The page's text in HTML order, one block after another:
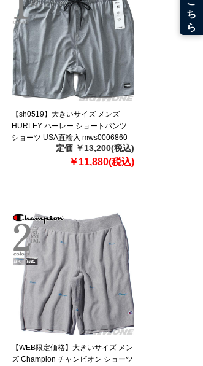
【sh0519】大きいサイズ メンズ
HURLEY ハーレー ショートパンツ
ショーツ USA直輸入 mws0006860
定価 ￥13,200(税込)
￥11,880(税込)
【WEB限定価格】大きいサイズ メン
ズ Champion チャンピオン ショーツ